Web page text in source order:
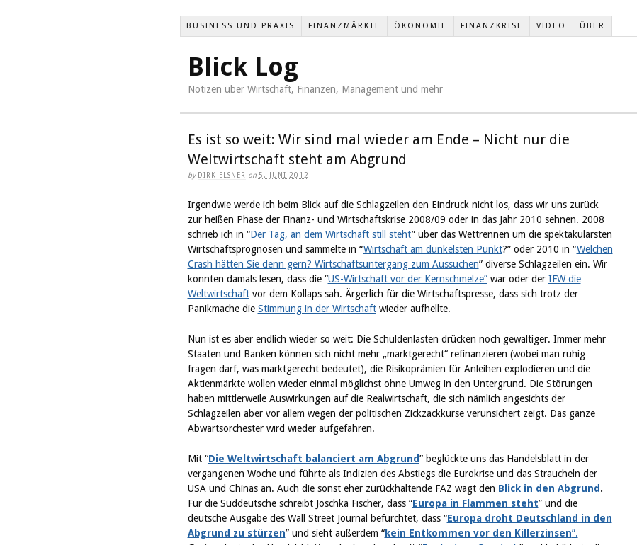
BUSINESS UND PRAXIS FINANZMÄRKTE ÖKONOMIE FINANZKRISE VIDEO ÜBER
Blick Log
Notizen über Wirtschaft, Finanzen, Management und mehr
Es ist so weit: Wir sind mal wieder am Ende – Nicht nur die
Weltwirtschaft steht am Abgrund
by DIRK ELSNER on 5. JUNI 2012
Irgendwie werde ich beim Blick auf die Schlagzeilen den Eindruck nicht los, dass wir uns zurück
zur heißen Phase der Finanz- und Wirtschaftskrise 2008/09 oder in das Jahr 2010 sehnen. 2008
schrieb ich in “Der Tag, an dem Wirtschaft still steht” über das Wettrennen um die spektakulärsten
Wirtschaftsprognosen und sammelte in “Wirtschaft am dunkelsten Punkt?” oder 2010 in “Welchen
Crash hätten Sie denn gern? Wirtschaftsuntergang zum Aussuchen” diverse Schlagzeilen ein. Wir
konnten damals lesen, dass die “US-Wirtschaft vor der Kernschmelze”war oder der IFW die
Weltwirtschaftvor dem Kollaps sah. Ärgerlich für die Wirtschaftspresse, dass sich trotz der
Panikmache die Stimmung in der Wirtschaftwieder aufhellte.
Nun ist es aber endlich wieder so weit: Die Schuldenlasten drücken noch gewaltiger. Immer mehr
Staaten und Banken können sich nicht mehr „marktgerecht“ refinanzieren (wobei man ruhig
fragen darf, was marktgerecht bedeutet), die Risikoprämien für Anleihen explodieren und die
Aktienmärkte wollen wieder einmal möglichst ohne Umweg in den Untergrund. Die Störungen
haben mittlerweile Auswirkungen auf die Realwirtschaft, die sich nämlich angesichts der
Schlagzeilen aber vor allem wegen der politischen Zickzackkurse verunsichert zeigt. Das ganze
Abwärtsorchester wird wieder aufgefahren.
Mit “Die Weltwirtschaft balanciert am Abgrund” beglückte uns das Handelsblatt in der
vergangenen Woche und führte als Indizien des Abstiegs die Eurokrise und das Straucheln der
USA und Chinas an. Auch die sonst eher zurückhaltende FAZ wagt den Blick in den Abgrund .
Für die Süddeutsche schreibt Joschka Fischer, dass “Europa in Flammen steht” und die
deutsche Ausgabe des Wall Street Journal befürchtet, dass “Europa droht Deutschland in den
Abgrund zu stürzen” und sieht außerdem “kein Entkommen vor den Killerzinsen”.